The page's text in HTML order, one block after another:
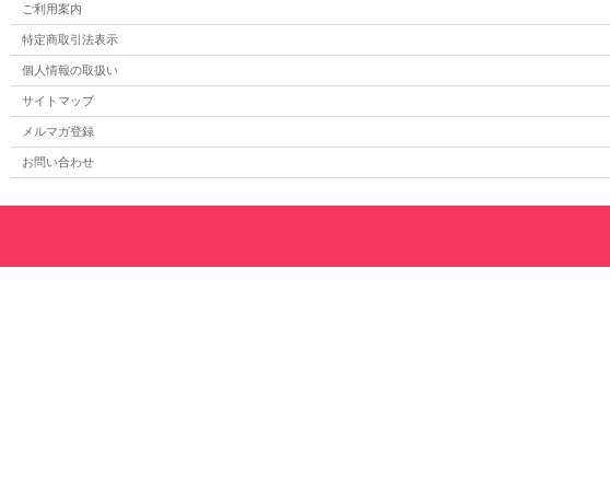
ご利用案内
特定商取引法表示
個人情報の取扱い
サイトマップ
メルマガ登録
お問い合わせ